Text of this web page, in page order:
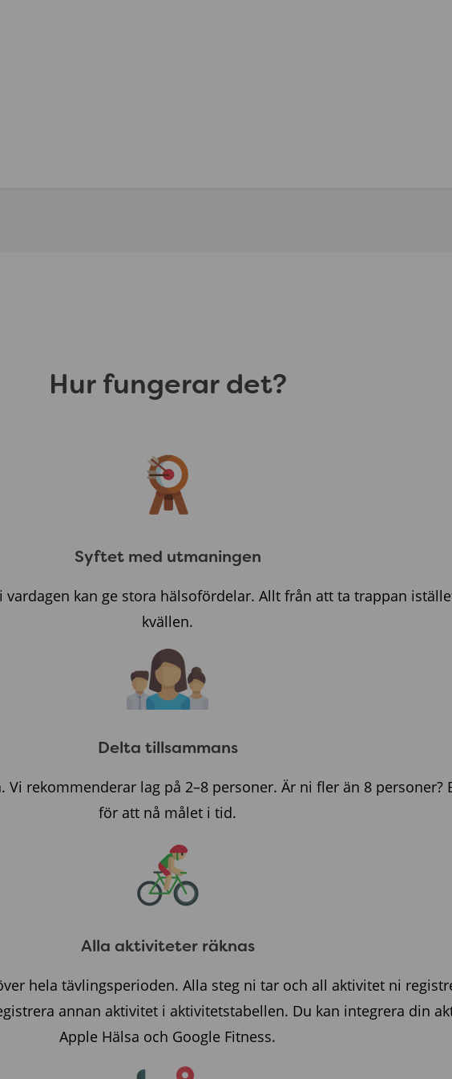
Hur fungerar det?
Syftet med utmaningen
kan ge stora hälsofördelar. Allt från att ta trappan
kvällen.
Delta tillsammans
Vi rekommenderar lag på 2–8 personer. Är ni fler än 8
för att nå målet i tid.
Alla aktiviteter räknas
hela tävlingsperioden. Alla steg ni tar och all aktivitet ni
annan aktivitet i aktivitetstabellen. Du kan integrera din
Apple Hälsa och Google Fitness.